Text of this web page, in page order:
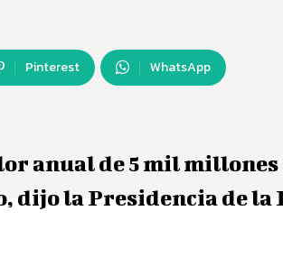
Pinterest WhatsApp
anual de 5 mil millones
dijo la Presidencia de